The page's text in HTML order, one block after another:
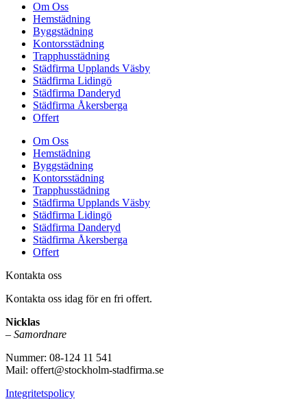
Om Oss
Hemstädning
Byggstädning
Kontorsstädning
Trapphusstädning
Städfirma Upplands Väsby
Städfirma Lidingö
Städfirma Danderyd
Städfirma Åkersberga
Offert
Om Oss
Hemstädning
Byggstädning
Kontorsstädning
Trapphusstädning
Städfirma Upplands Väsby
Städfirma Lidingö
Städfirma Danderyd
Städfirma Åkersberga
Offert
Kontakta oss
Kontakta oss idag för en fri offert.
Nicklas
– Samordnare
Nummer: 08-124 11 541
Mail: offert@stockholm-stadfirma.se
Integritetspolicy